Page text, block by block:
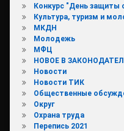
Конкурс "День защиты
Культура, туризм и
МКДН
Молодежь
МФЦ
НОВОЕ В
Новости
Новости ТИК
Общественные
Округ
Охрана труда
Перепись 2021